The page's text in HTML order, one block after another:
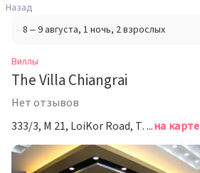
Назад
8 – 9 августа, 1 ночь, 2 взрослых
Виллы
The Villa Chiangrai
Нет отзывов
333/3, M 21, LoiKor Road, T. Robwiang, Чианграйна карте